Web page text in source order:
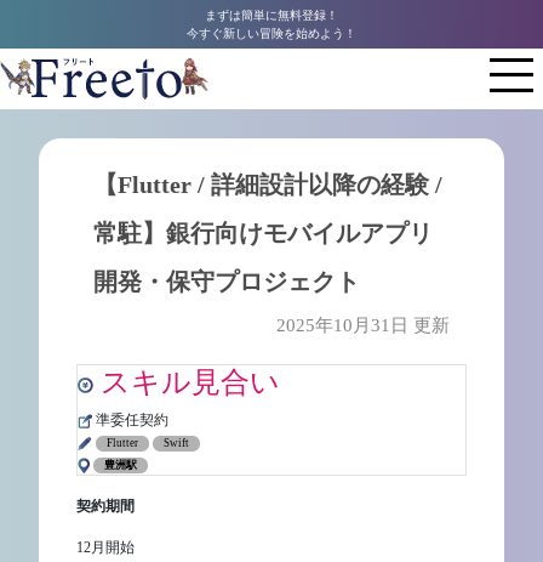
まずは簡単に無料登録！
今すぐ新しい冒険を始めよう！
【Flutter / 詳細設計以降の経験 /
常駐】銀行向けモバイルアプリ
開発・保守プロジェクト
2025年10月31日 更新
スキル見合い
準委任契約
Flutter
Swift
豊洲駅
契約期間
12月開始